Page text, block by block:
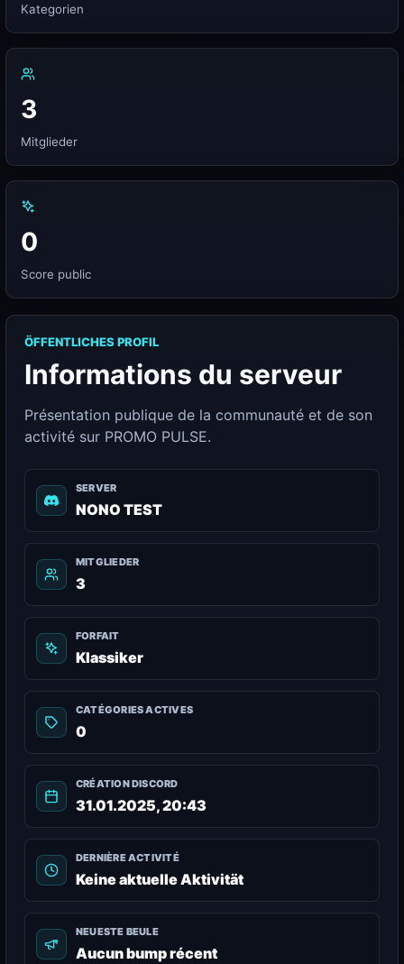
Kategorien
3
Mitglieder
0
Score public
ÖFFENTLICHES PROFIL
Informations du serveur
Présentation publique de la communauté et de son
activité sur PROMO PULSE.
SERVER
NONO TEST
MITGLIEDER
3
FORFAIT
Klassiker
CATÉGORIES ACTIVES
0
CRÉATION DISCORD
31.01.2025, 20:43
DERNIÈRE ACTIVITÉ
Keine aktuelle Aktivität
NEUESTE BEULE
Aucun bump récent